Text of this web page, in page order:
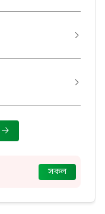
সকল